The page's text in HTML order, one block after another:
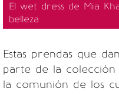
El wet dress de Mia
belleza
Estas prendas que
parte de la colección
la comunión de los